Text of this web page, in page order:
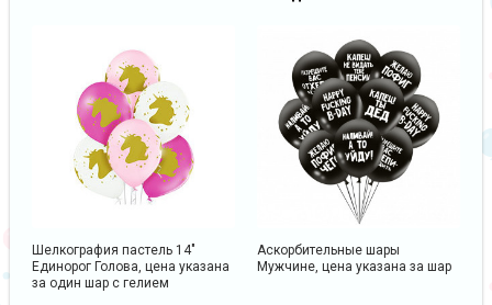
Шелкография пастель 14"
Единорог Голова, цена указана
за один шар с гелием
Аскорбительные шары
Мужчине, цена указана за шар